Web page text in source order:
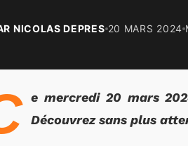
NICOLAS DEPRES 20 MARS 2024
e mercredi 20 mars
Découvrez sans plus